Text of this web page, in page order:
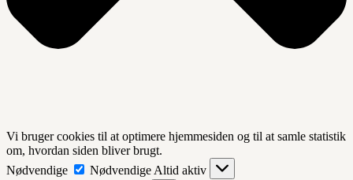
Vi bruger cookies til at optimere hjemmesiden og til at samle statistik
om, hvordan siden bliver brugt.
Nødvendige
Nødvendige Altid aktiv